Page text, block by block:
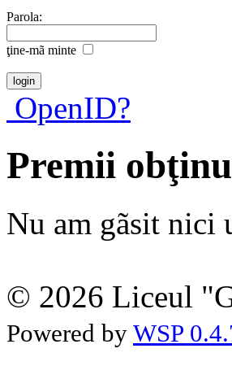
Parola:
ţine-mã minte
OpenID?
Premii
Nu am gãsit nici
© 2026 Liceul
Powered by WSP